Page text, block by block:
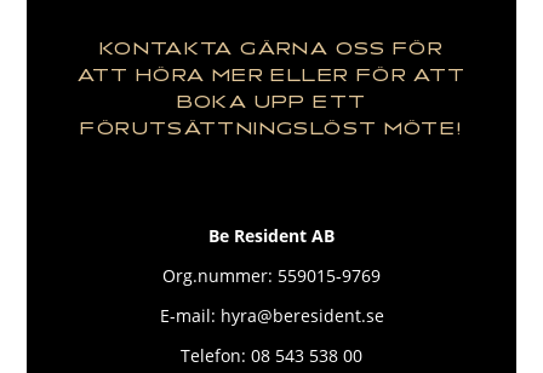
KONTAKTA GÄRNA OSS FÖR
ATT HÖRA MER ELLER FÖR ATT
BOKA UPP ETT
FÖRUTSÄTTNINGSLÖST MÖTE!
Be Resident AB
Org.nummer: 559015-9769
E-mail: hyra@beresident.se
Telefon: 08 543 538 00